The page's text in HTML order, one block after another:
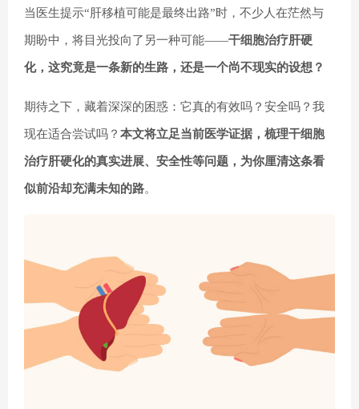
当医生提示“肝移植可能是最终出路”时，不少人在茫然与
期盼中，将目光投向了另一种可能——干细胞治疗肝硬
化，这究竟是一条新的生路，还是一个尚不现实的设想？
期待之下，藏着深深的困惑：它真的有效吗？安全吗？我
现在适合尝试吗？ 本文将立足当前医学证据，梳理干细胞
治疗肝硬化的真实进展、安全性等问题，为你厘清这条看
似前沿却充满未知的路。